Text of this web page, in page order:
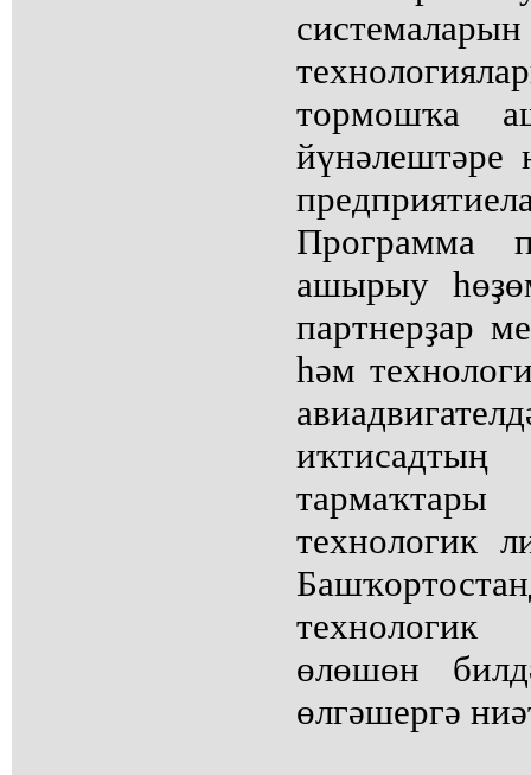
тормошҡа
йүнәлештәре
Программа
ашырыу
партнерҙар
һәм
тармаҡтары
технологик
өлөшөн
өлгәшергә